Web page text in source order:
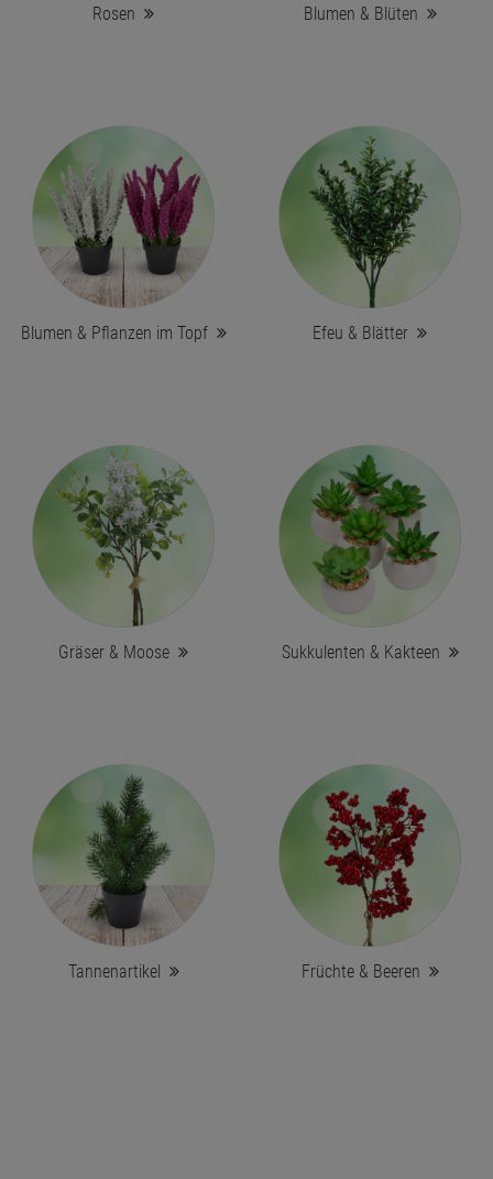
Rosen Blumen & Blüten
Blumen & Pflanzen im Topf Efeu & Blätter
Gräser & Moose Sukkulenten & Kakteen
Tannenartikel Früchte & Beeren